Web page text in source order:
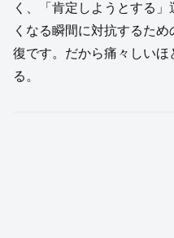
く、「肯定しようとする
くなる瞬間に対抗するため
復です。だから痛々しい
る。